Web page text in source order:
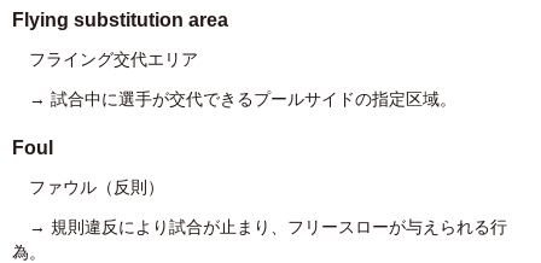
Flying substitution area
フライング交代エリア
→ 試合中に選手が交代できるプールサイドの指定区域。
Foul
ファウル（反則）
→ 規則違反により試合が止まり、フリースローが与えられる行
為。